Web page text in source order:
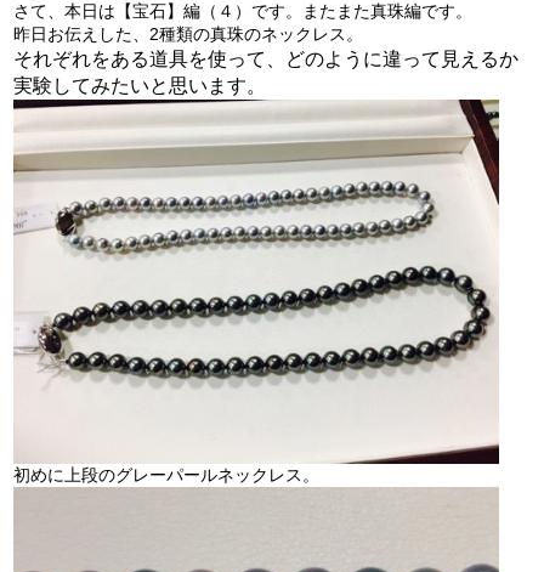
さて、本日は【宝石】編（４）です。またまた真珠編です。
昨日お伝えした、2種類の真珠のネックレス。
それぞれをある道具を使って、どのように違って見えるか
実験してみたいと思います。
初めに上段のグレーパールネックレス。